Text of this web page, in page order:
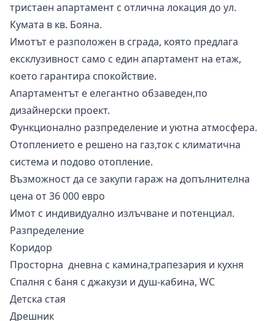
тристаен апартамент с отлична локация до ул.
Кумата в кв. Бояна.
Имотът е разположен в сграда, която предлага
ексклузивност само с един апартамент на етаж,
което гарантира спокойствие.
Апартаментът е елегантно обзаведен,по
дизайнерски проект.
Функционално разпределение и уютна атмосфера.
Отоплението е решено на газ,ток с климатична
система и подово отопление.
Възможност да се закупи гараж на допълнителна
цена от 36 000 евро
Имот с индивидуално излъчване и потенциал.
Разпределение
Коридор
Просторна дневна с камина,трапезария и кухня
Спалня с баня с джакузи и душ-кабина, WC
Детска стая
Дрешник